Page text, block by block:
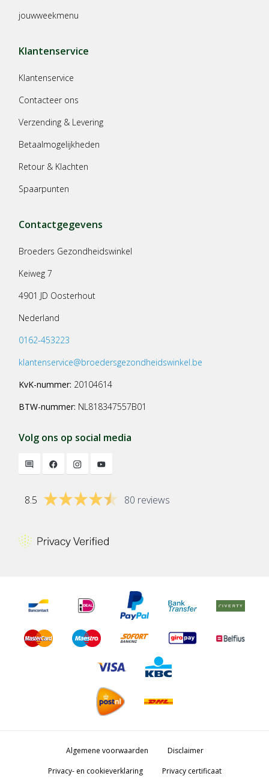
jouwweekmenu
Klantenservice
Klantenservice
Contacteer ons
Verzending & Levering
Betaalmogelijkheden
Retour & Klachten
Spaarpunten
Contactgegevens
Broeders Gezondheidswinkel
Keiweg 7
4901 JD Oosterhout
Nederland
0162-453223
klantenservice@broedersgezondheidswinkel.be
KvK-nummer: 20104614
BTW-nummer: NL818347557B01
Volg ons op social media
8.5 80 reviews
Algemene voorwaarden
Disclaimer
Privacy- en cookieverklaring
Privacy certificaat